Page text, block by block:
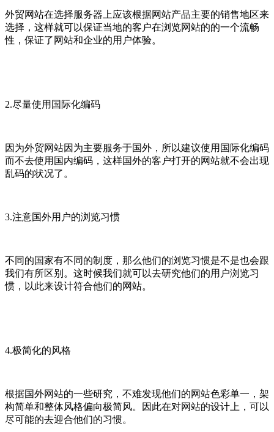
外贸网站在选择服务器上应该根据网站产品主要的销售地区来
选择，这样就可以保证当地的客户在浏览网站的的一个流畅
性，保证了网站和企业的用户体验。
2.尽量使用国际化编码
因为外贸网站因为主要服务于国外，所以建议使用国际化编码
而不去使用国内编码，这样国外的客户打开的网站就不会出现
乱码的状况了。
3.注意国外用户的浏览习惯
不同的国家有不同的制度，那么他们的浏览习惯是不是也会跟
我们有所区别。这时候我们就可以去研究他们的用户浏览习
惯，以此来设计符合他们的网站。
4.极简化的风格
根据国外网站的一些研究，不难发现他们的网站色彩单一，架
构简单和整体风格偏向极简风。因此在对网站的设计上，可以
尽可能的去迎合他们的习惯。